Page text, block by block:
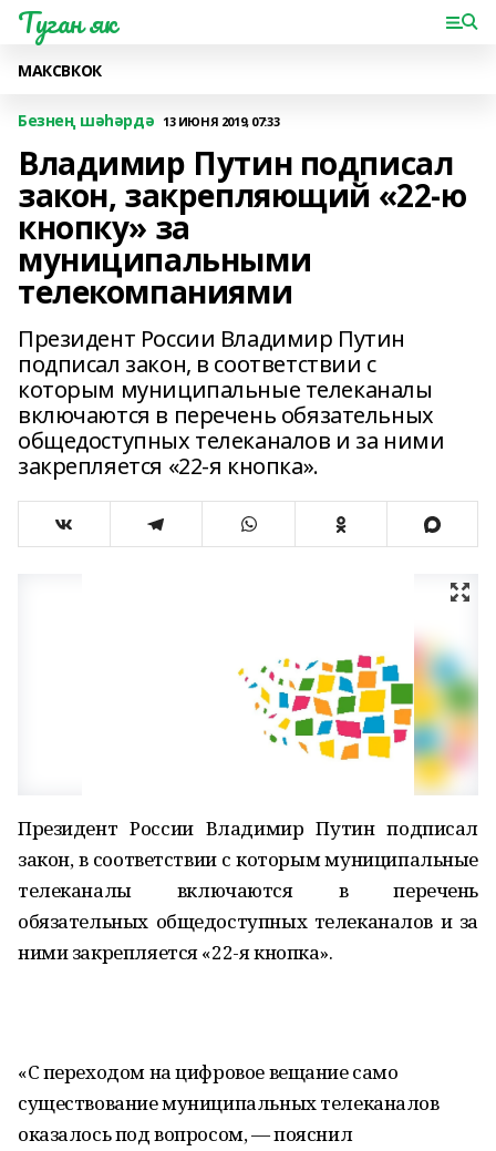
Туган як
МАКСВКОК
Безнең шәһәрдә 13 ИЮНЯ 2019, 07:33
Владимир Путин подписал
закон, закрепляющий «22-ю
кнопку» за
муниципальными
телекомпаниями
Президент России Владимир Путин
подписал закон, в соответствии с
которым муниципальные телеканалы
включаются в перечень обязательных
общедоступных телеканалов и за ними
закрепляется «22-я кнопка».
Президент России Владимир Путин подписал
закон, в соответствии с которым муниципальные
телеканалы включаются в перечень
обязательных общедоступных телеканалов и за
ними закрепляется «22-я кнопка».
«С переходом на цифровое вещание само
существование муниципальных телеканалов
оказалось под вопросом, — пояснил